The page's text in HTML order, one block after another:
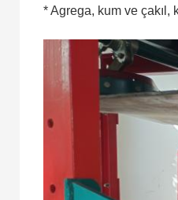
* Agrega, kum ve çakıl,